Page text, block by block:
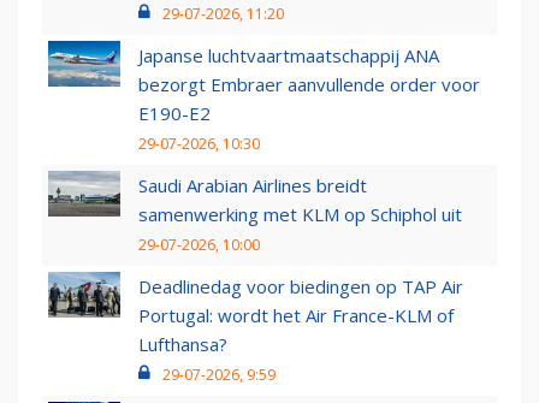
29-07-2026, 11:20
Japanse luchtvaartmaatschappij ANA
bezorgt Embraer aanvullende order voor
E190-E2
29-07-2026, 10:30
Saudi Arabian Airlines breidt
samenwerking met KLM op Schiphol uit
29-07-2026, 10:00
Deadlinedag voor biedingen op TAP Air
Portugal: wordt het Air France-KLM of
Lufthansa?
29-07-2026, 9:59